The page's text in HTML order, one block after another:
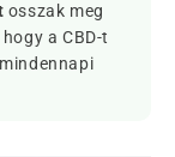
osszak meg
a CBD-t